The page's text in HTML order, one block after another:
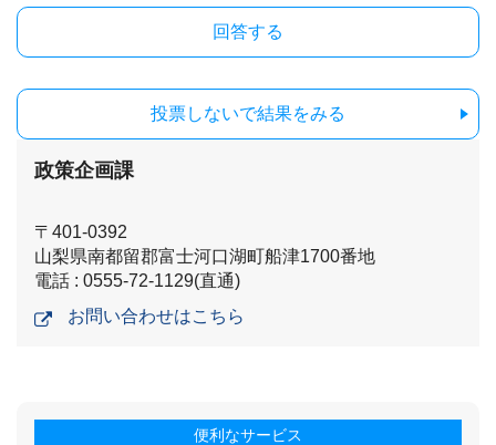
投票しないで結果をみる
政策企画課
〒401-0392
山梨県南都留郡富士河口湖町船津1700番地
電話 : 0555-72-1129(直通)
お問い合わせはこちら
便利なサービス